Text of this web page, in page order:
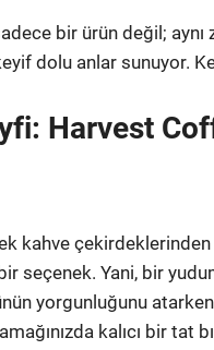
bir ürün değil; aynı
dolu anlar sunuyor.
Harvest
kahve
seçenek. Yani, bir
yorgunluğunu
kalıcı bir tat